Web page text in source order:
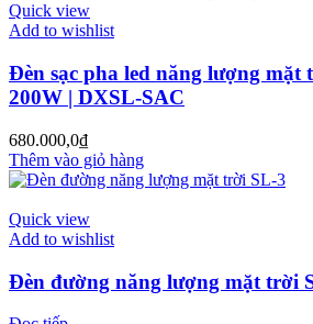
Quick view
Add to wishlist
Đèn sạc pha led năng lượng mặt
200W | DXSL-SAC
680.000,0₫
Thêm vào giỏ hàng
Quick view
Add to wishlist
Đèn đường năng lượng mặt trời